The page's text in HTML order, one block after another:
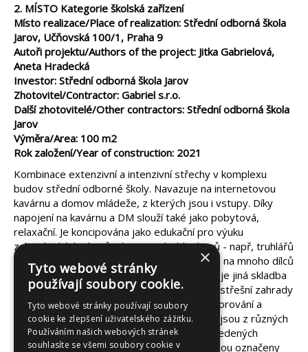
2. MÍSTO Kategorie školská zařízení
Místo realizace/Place of realization: Střední odborná škola
Jarov, Učňovská 100/1, Praha 9
Autoři projektu/Authors of the project: Jitka Gabrielová,
Aneta Hradecká
Investor: Střední odborná škola Jarov
Zhotovitel/Contractor: Gabriel s.r.o.
Další zhotovitelé/Other contractors: Střední odborná škola
Jarov
Výměra/Area: 100 m2
Rok založení/Year of construction: 2021
Kombinace extenzivní a intenzivní střechy v komplexu
budov střední odborné školy. Navazuje na internetovou
kavárnu a domov mládeže, z kterých jsou i vstupy. Díky
napojení na kavárnu a DM slouží také jako pobytová,
relaxační. Je koncipována jako edukační pro výuku
zahradnických oborů, ale i stavebních oborů - např, truhlářů
a instalatérů. Z těchto důvodů je rozvržena na mnoho dílců
v podobě včelích pláství, kdy v každé buňce je jiná skladba
rostlin na jiné technologii a substrátech pro střešní zahrady
(Acre, Optigrün, Isover,...) pro možnost pozorování a
porovnávání v rámci výuky. Pochozí plástve jsou z různých
typů dřev a materiálů z podobných výše uvedených
důvodů. Veškeré prvky, skladby a rostliny jsou označeny
×
Tyto webové stránky
používají soubory cookie.
Tyto webové stránky používají soubory
cookie ke zlepšení uživatelského zážitku.
Používáním našich webových stránek
souhlasíte se všemi soubory cookie v